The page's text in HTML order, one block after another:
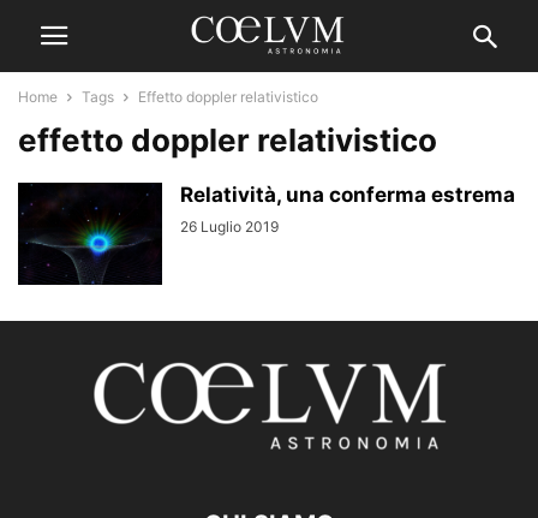
Home Tags Effetto doppler relativistico
effetto doppler relativistico
Relatività, una conferma estrema
26 Luglio 2019